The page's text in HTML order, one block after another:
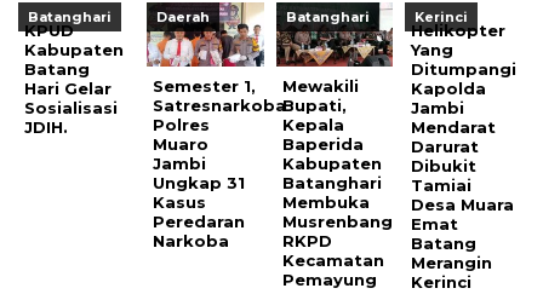
Batanghari
KPUD
Kabupaten
Batang
Hari Gelar
Sosialisasi
JDIH.
Daerah
Semester 1,
Satresnarkoba
Polres
Muaro
Jambi
Ungkap 31
Kasus
Peredaran
Narkoba
Batanghari
Mewakili
Bupati,
Kepala
Baperida
Kabupaten
Batanghari
Membuka
Musrenbang
RKPD
Kecamatan
Pemayung
Kerinci
Helikopter
Yang
Ditumpangi
Kapolda
Jambi
Mendarat
Darurat
Dibukit
Tamiai
Desa Muara
Emat
Batang
Merangin
Kerinci